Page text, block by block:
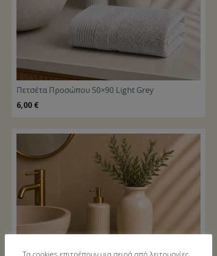
Πετσέτα Προσώπου 50×90 Light Grey
6,00 €
Τα cookies επιτρέπουν μια σειρά από λειτουργίες...